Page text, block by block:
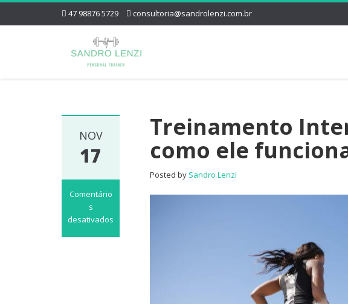
47 98876 5729 consultoria@sandrolenzi.com.br
NOV
17
Comentário
s
desativados
Treinamento
como ele
Posted by Sandro Lenzi